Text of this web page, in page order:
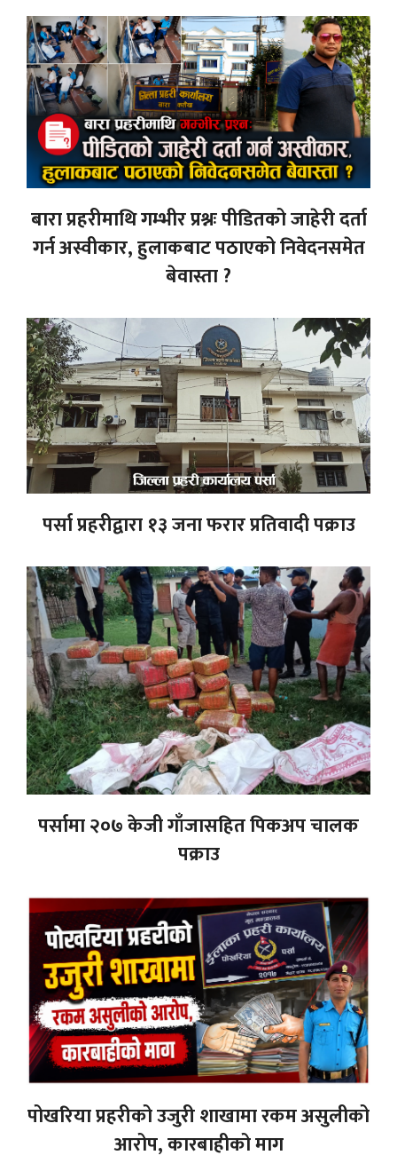
बारा प्रहरीमाथि गम्भीर प्रश्नः पीडितको जाहेरी दर्ता
गर्न अस्वीकार, हुलाकबाट पठाएको निवेदनसमेत
बेवास्ता ?
पर्सा प्रहरीद्वारा १३ जना फरार प्रतिवादी पक्राउ
पर्सामा २०७ केजी गाँजासहित पिकअप चालक
पक्राउ
पोखरिया प्रहरीको उजुरी शाखामा रकम असुलीको
आरोप, कारबाहीको माग